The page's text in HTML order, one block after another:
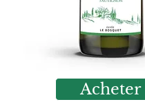
Acheter